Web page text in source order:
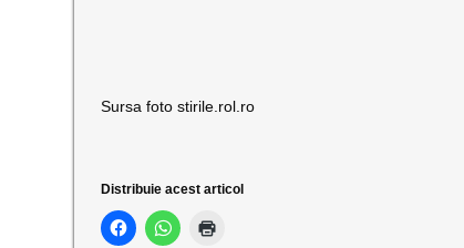
Sursa foto stirile.rol.ro
Distribuie acest articol